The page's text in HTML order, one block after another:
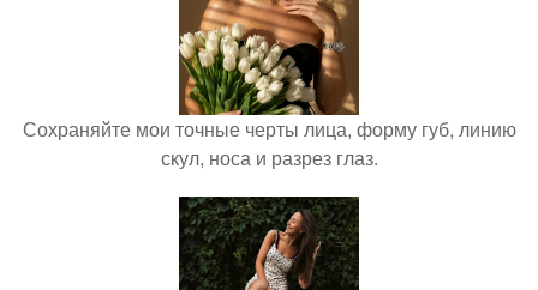
Сохраняйте мои точные черты лица, форму губ, линию
скул, носа и разрез глаз.